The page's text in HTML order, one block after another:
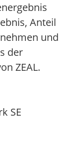
Anteil
und
der
ZEAL.
SE